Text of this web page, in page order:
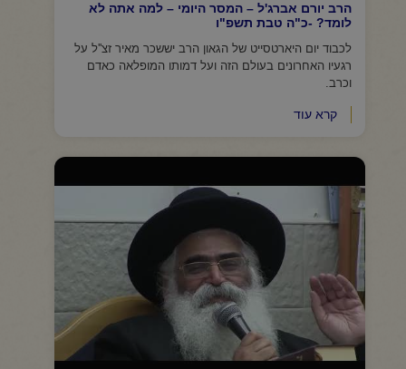
הרב יורם אברג'ל – המסר היומי – למה אתה לא
לומד? -כ"ה טבת תשפ"ו
לכבוד יום היארטסייט של הגאון הרב יששכר מאיר זצ''ל על
רגעיו האחרונים בעולם הזה ועל דמותו המופלאה כאדם
וכרב.
קרא עוד